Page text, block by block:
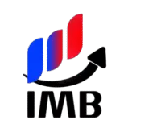
content